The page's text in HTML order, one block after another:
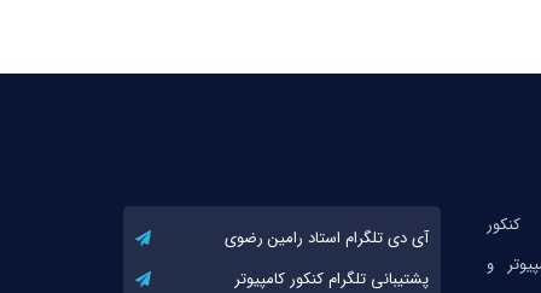
آی دی تلگرام استاد رامین رضوی
پشتیبانی تلگرام کنکور کامپیوتر